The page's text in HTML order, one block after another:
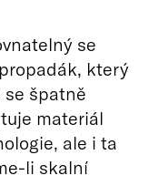
se
který
se špatně
materiál
ale i ta
li skalní